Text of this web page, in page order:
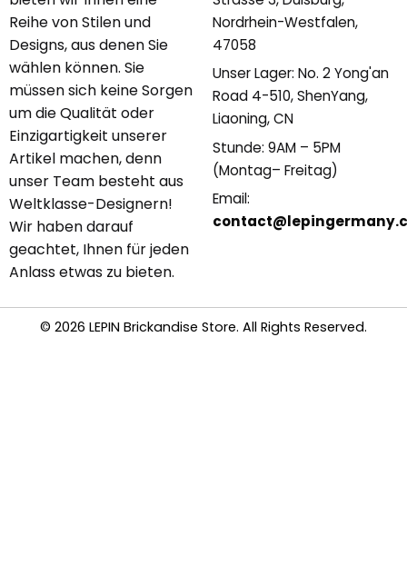
Reihe von Stilen und
Designs, aus denen Sie
wählen können. Sie
müssen sich keine Sorgen
um die Qualität oder
Einzigartigkeit unserer
Artikel machen, denn
unser Team besteht aus
Weltklasse-Designern!
Wir haben darauf
geachtet, Ihnen für jeden
Anlass etwas zu bieten.
Nordrhein-Westfalen,
47058
Unser Lager: No. 2 Yong'an
Road 4-510, ShenYang,
Liaoning, CN
Stunde: 9AM – 5PM
(Montag– Freitag)
Email:
© 2026 LEPIN Brickandise Store. All Rights Reserved.